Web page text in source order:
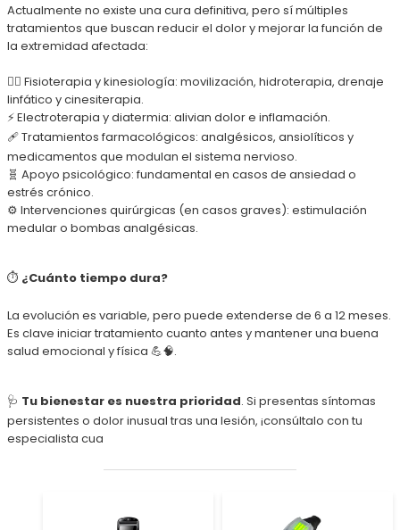
Actualmente no existe una cura definitiva, pero sí múltiples
tratamientos que buscan reducir el dolor y mejorar la función de
la extremidad afectada:
🧘‍♀️ Fisioterapia y kinesiología: movilización, hidroterapia, drenaje
linfático y cinesiterapia.
⚡ Electroterapia y diatermia: alivian dolor e inflamación.
🩹 Tratamientos farmacológicos: analgésicos, ansiolíticos y
medicamentos que modulan el sistema nervioso.
🧬 Apoyo psicológico: fundamental en casos de ansiedad o
estrés crónico.
⚙️ Intervenciones quirúrgicas (en casos graves): estimulación
medular o bombas analgésicas.
⏱ ¿Cuánto tiempo dura?
La evolución es variable, pero puede extenderse de 6 a 12 meses.
Es clave iniciar tratamiento cuanto antes y mantener una buena
salud emocional y física 💪🧠.
🩺 Tu bienestar es nuestra prioridad. Si presentas síntomas
persistentes o dolor inusual tras una lesión, ¡consúltalo con tu
especialista cua